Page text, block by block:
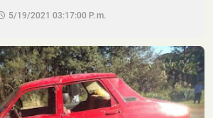
5/19/2021 03:17:00 P. M.